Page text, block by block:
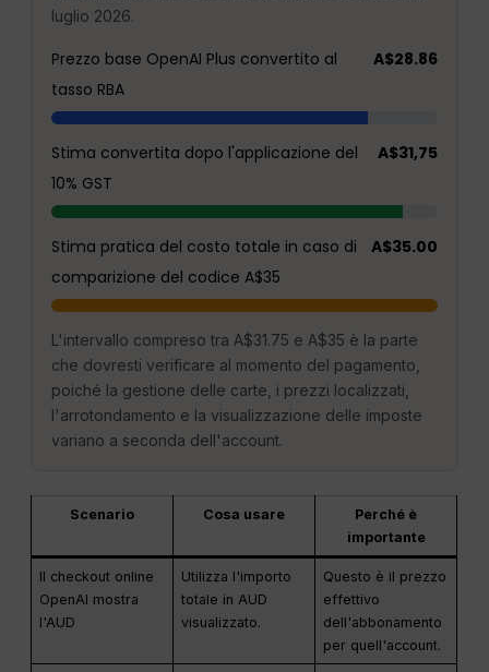
luglio 2026.
Prezzo base OpenAI Plus convertito al
tasso RBA
A$28.86
Stima convertita dopo l'applicazione del
10% GST
A$31,75
Stima pratica del costo totale in caso di
comparizione del codice A$35
A$35.00
L'intervallo compreso tra A$31.75 e A$35 è la parte
che dovresti verificare al momento del pagamento,
poiché la gestione delle carte, i prezzi localizzati,
l'arrotondamento e la visualizzazione delle imposte
variano a seconda dell'account.
Scenario Cosa usare
Perché è
importante
Il checkout online
OpenAI mostra
l'AUD
Utilizza l'importo
totale in AUD
visualizzato.
Questo è il prezzo
effettivo
dell'abbonamento
per quell'account.